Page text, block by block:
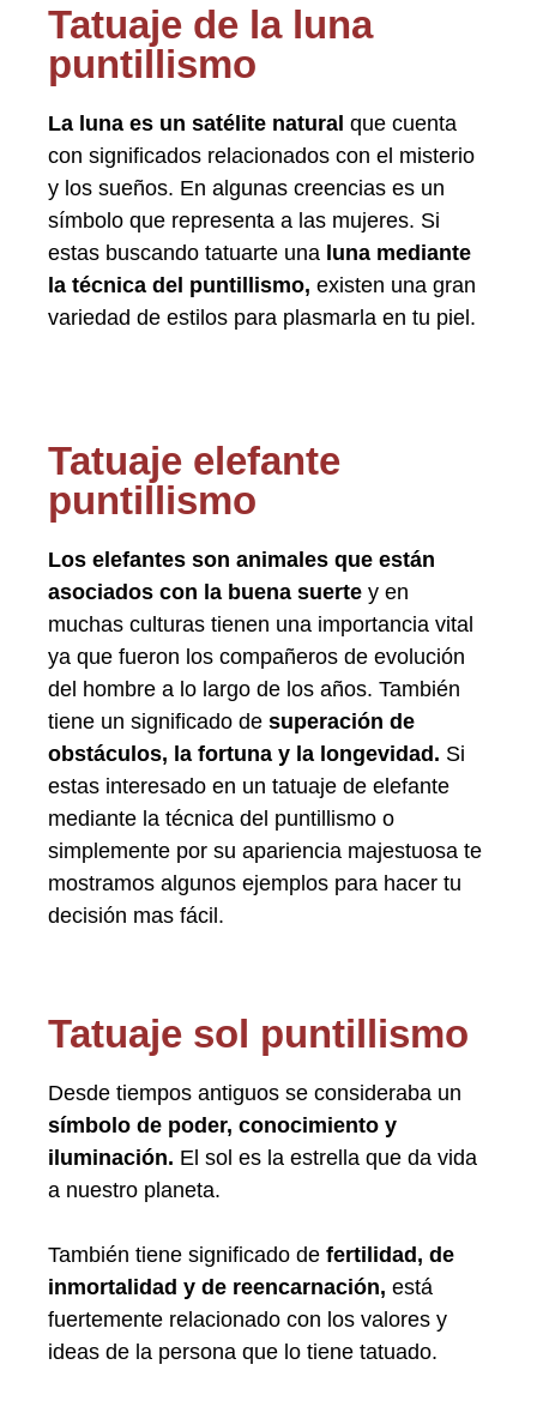
Tatuaje de la luna
puntillismo
La luna es un satélite natural que cuenta
con significados relacionados con el misterio
y los sueños. En algunas creencias es un
símbolo que representa a las mujeres. Si
estas buscando tatuarte una luna mediante
la técnica del puntillismo, existen una gran
variedad de estilos para plasmarla en tu piel.
Tatuaje elefante
puntillismo
Los elefantes son animales que están
asociados con la buena suerte y en
muchas culturas tienen una importancia vital
ya que fueron los compañeros de evolución
del hombre a lo largo de los años. También
tiene un significado de superación de
obstáculos, la fortuna y la longevidad. Si
estas interesado en un tatuaje de elefante
mediante la técnica del puntillismo o
simplemente por su apariencia majestuosa te
mostramos algunos ejemplos para hacer tu
decisión mas fácil.
Tatuaje sol puntillismo
Desde tiempos antiguos se consideraba un
símbolo de poder, conocimiento y
iluminación. El sol es la estrella que da vida
a nuestro planeta.
También tiene significado de fertilidad, de
inmortalidad y de reencarnación, está
fuertemente relacionado con los valores y
ideas de la persona que lo tiene tatuado.